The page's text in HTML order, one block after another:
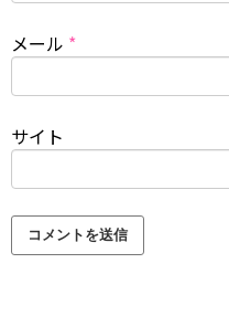
メール *
サイト